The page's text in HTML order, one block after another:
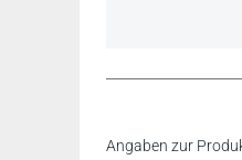
Angaben zur